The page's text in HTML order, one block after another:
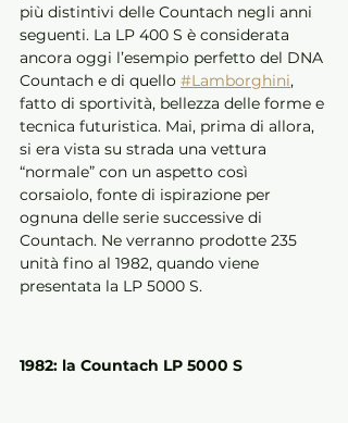
più distintivi delle Countach negli anni
seguenti. La LP 400 S è considerata
ancora oggi l’esempio perfetto del DNA
Countach e di quello #Lamborghini,
fatto di sportività, bellezza delle forme e
tecnica futuristica. Mai, prima di allora,
si era vista su strada una vettura
“normale” con un aspetto così
corsaiolo, fonte di ispirazione per
ognuna delle serie successive di
Countach. Ne verranno prodotte 235
unità fino al 1982, quando viene
presentata la LP 5000 S.
1982: la Countach LP 5000 S